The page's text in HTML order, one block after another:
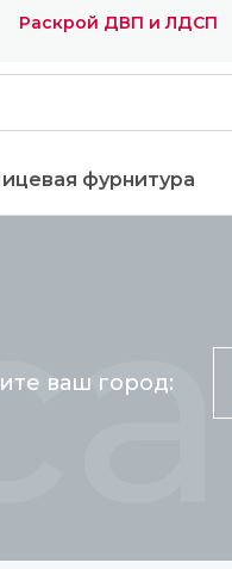
Раскрой ДВП и ЛДСП
фурнитура
ваш город: